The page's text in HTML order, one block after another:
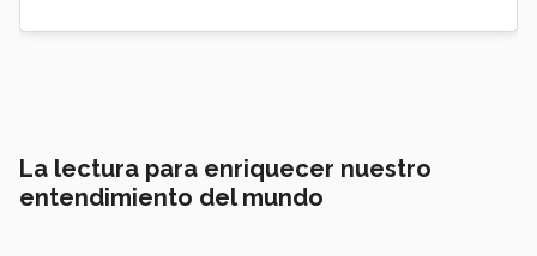
La lectura para enriquecer nuestro
entendimiento del mundo